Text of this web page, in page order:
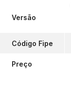
Versão
Código Fipe
Preço